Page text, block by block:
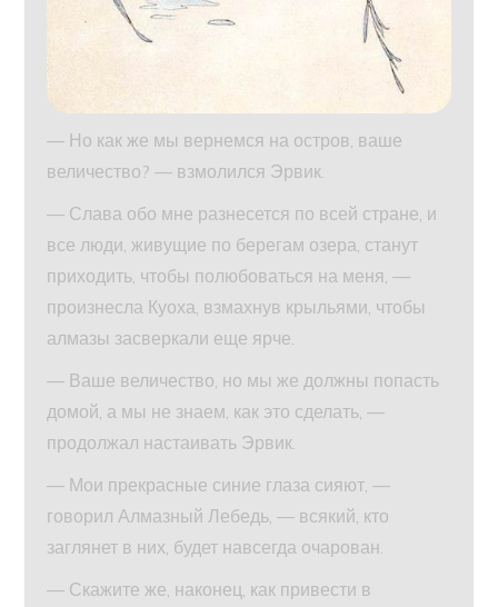
— Но как же мы вернемся на остров, ваше
величество? — взмолился Эрвик.
— Слава обо мне разнесется по всей стране, и
все люди, живущие по берегам озера, станут
приходить, чтобы полюбоваться на меня, —
произнесла Куоха, взмахнув крыльями, чтобы
алмазы засверкали еще ярче.
— Ваше величество, но мы же должны попасть
домой, а мы не знаем, как это сделать, —
продолжал настаивать Эрвик.
— Мои прекрасные синие глаза сияют, —
говорил Алмазный Лебедь, — всякий, кто
заглянет в них, будет навсегда очарован.
— Скажите же, наконец, как привести в